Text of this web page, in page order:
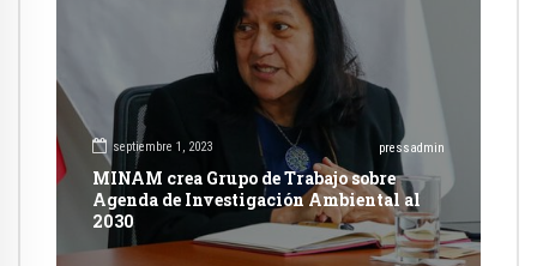
septiembre 1, 2023 pressadmin
MINAM crea Grupo de Trabajo sobre
Agenda de Investigación Ambiental al
2030